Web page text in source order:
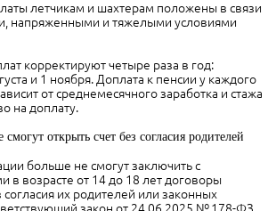
летчикам и шахтерам положены в связи
напряженными и тяжелыми условиями
корректируют четыре раза в год:
и 1 ноября. Доплата к пенсии у каждого
от среднемесячного заработка и стажа
на доплату.
открыть счет без согласия родителей
больше не смогут заключить с
в возрасте от 14 до 18 лет договоры
согласия их родителей или законных